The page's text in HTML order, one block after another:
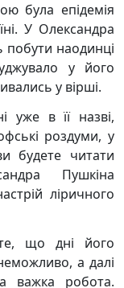
була епідемія
У Олександра
побути наодинці
у його
у вірші.
уже в її назві,
роздуми, у
будете читати
Пушкіна
ліричного
що дні його
а далі
важка робота.